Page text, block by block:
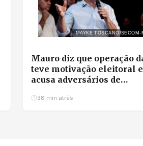
MAYKE TOSCANO/SECOM-
Mauro diz que operação
teve motivação eleitoral e
acusa adversários de
38 min atrás